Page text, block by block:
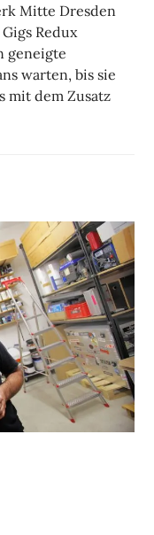
Mitte Dresden
Redux
geneigte
warten, bis sie
mit dem Zusatz
Colored Gigs